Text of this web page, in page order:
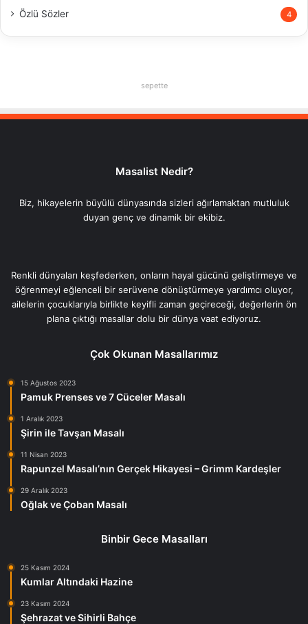
Özlü Sözler 4
sepette
Masalist Nedir?
Biz, hikayelerin büyülü dünyasında sizleri ağırlamaktan mutluluk
duyan genç ve dinamik bir ekibiz.
Renkli dünyaları keşfederken, onların hayal gücünü geliştirmeye ve
öğrenmeyi eğlenceli bir serüvene dönüştürmeye yardımcı oluyor,
ailelerin çocuklarıyla birlikte keyifli zaman geçireceği, değerlerin ön
plana çıktığı masallar dolu bir dünya vaat ediyoruz.
Çok Okunan Masallarımız
15 Ağustos 2023
Pamuk Prenses ve 7 Cüceler Masalı
1 Aralık 2023
Şirin ile Tavşan Masalı
11 Nisan 2023
Rapunzel Masalı’nın Gerçek Hikayesi – Grimm Kardeşler
29 Aralık 2023
Oğlak ve Çoban Masalı
Binbir Gece Masalları
25 Kasım 2024
Kumlar Altındaki Hazine
23 Kasım 2024
Şehrazat ve Sihirli Bahçe